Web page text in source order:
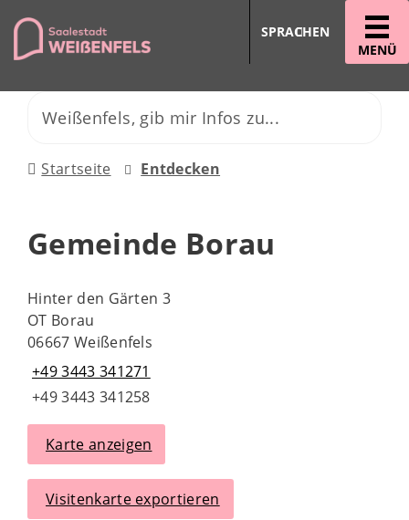
MENÜ
SPRACHEN
Startseite Entdecken
Gemeinde Borau
Hinter den Gärten 3
OT Borau
06667 Weißenfels
+49 3443 341271
+49 3443 341258
Karte anzeigen
Visitenkarte exportieren